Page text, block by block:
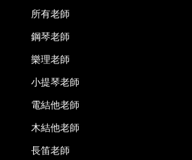
所有老師
鋼琴老師
樂理老師
小提琴老師
電結他老師
木結他老師
長笛老師